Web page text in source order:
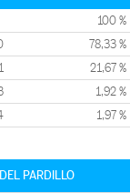
100 %
78,33 %
21,67 %
1,92 %
1,97 %
PARDILLO